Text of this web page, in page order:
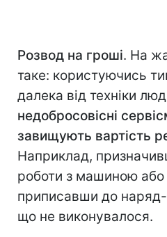
Розвод на гроші. На
таке: користуючись
далека від техніки
недобросовісні
завищують вартість
Наприклад,
роботи з машиною або
приписавши до
що не виконувалося.